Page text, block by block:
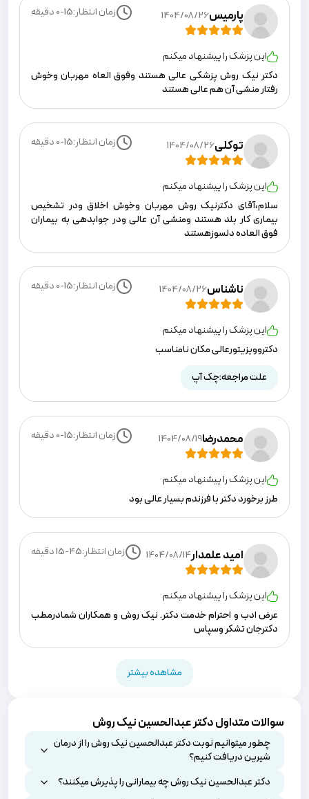
پارمیس1404/08/26 زمان انتظار:0-15دقیقه
این پزشک را پیشنهاد میکنم
دکتر نیک روش پزشکی عالی هستند وفوق العاه مهربان وخوش
رفتار منشی آن هم عالی هستند
توکلی1404/08/26 زمان انتظار:0-15دقیقه
این پزشک را پیشنهاد میکنم
سلام،آقای دکترنیک روش مهربان وخوش اخلاق ودر تشخیص
بیماری کار بلد هستند ومنشی آن عالی ودر جوابدهی به بیماران
فوق العاده دلسوزهستند
ناشناس1404/08/26 زمان انتظار:0-15دقیقه
این پزشک را پیشنهاد میکنم
دکتروویزیتورعالی مکان نامناسب
علت مراجعه:چک آپ
محمدرضا1404/08/19 زمان انتظار:0-15دقیقه
این پزشک را پیشنهاد میکنم
طرز برخورد دکتر با فرزندم بسیار عالی بود
امید علمدار1404/08/14 زمان انتظار:15-45دقیقه
این پزشک را پیشنهاد میکنم
عرض ادب و احترام خدمت دکتر. نیک روش و همکاران شمادرمطب
دکترجان تشکر وسپاس
مشاهده بیشتر
سوالات متداول دکتر عبدالحسین نیک روش
چطور میتوانیم نوبت دکتر عبدالحسین نیک روش را از درمان
شیرین دریافت کنیم؟
دکتر عبدالحسین نیک روش چه بیمارانی را پذیرش میکنند؟